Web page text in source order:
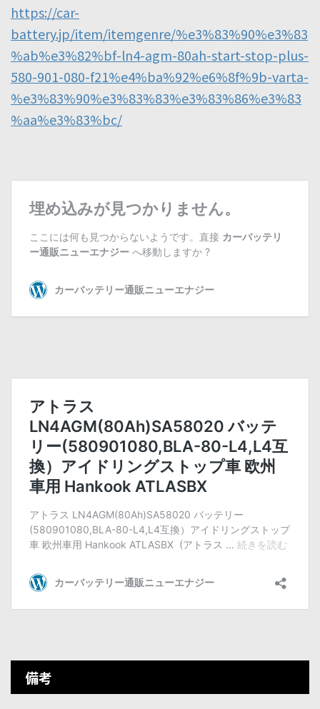
https://car-
battery.jp/item/itemgenre/%e3%83%90%e3%83
%ab%e3%82%bf-ln4-agm-80ah-start-stop-plus-
580-901-080-f21%e4%ba%92%e6%8f%9b-varta-
%e3%83%90%e3%83%83%e3%83%86%e3%83
%aa%e3%83%bc/
備考